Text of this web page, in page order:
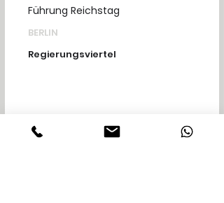
Führung Reichstag
BERLIN
Regierungsviertel